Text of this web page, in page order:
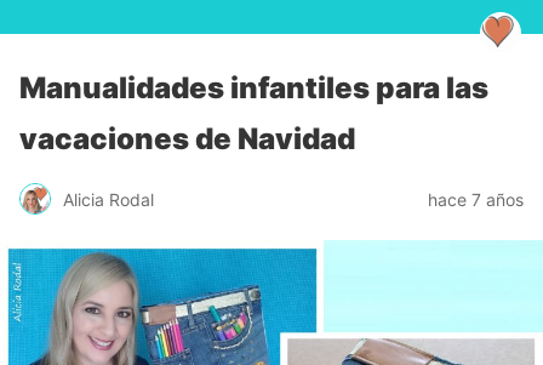
Manualidades infantiles para las
vacaciones de Navidad
Alicia Rodal hace 7 años